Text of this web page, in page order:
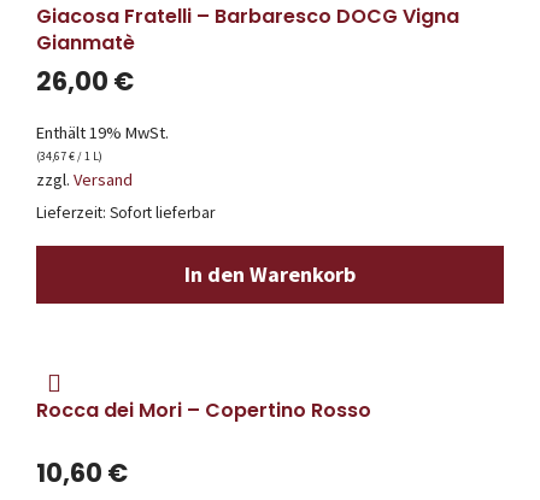
Giacosa Fratelli – Barbaresco DOCG Vigna
Gianmatè
26,00 €
Enthält 19% MwSt.
(34,67€/ 1 L)
zzgl. Versand
Lieferzeit: Sofort lieferbar
In den Warenkorb
Rocca dei Mori – Copertino Rosso
10,60 €